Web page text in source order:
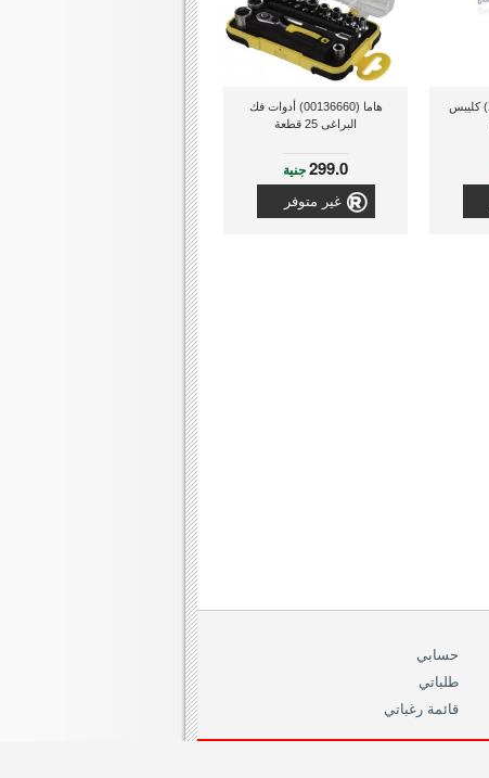
راديو شاك (1660-278) كليبس
هاما (00136660) أدوات فك
البراغى 25 قطعة
299.0جنية
غير متوفر
حسابي
طلباتي
قائمة رغباتي